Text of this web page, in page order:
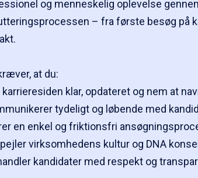
og menneskelig oplevelse
– fra første besøg på
at du:
karrieresiden klar, opdateret og nem at
tydeligt og løbende med
en enkel og friktionsfri
virksomhedens kultur og DNA
kandidater med respekt og